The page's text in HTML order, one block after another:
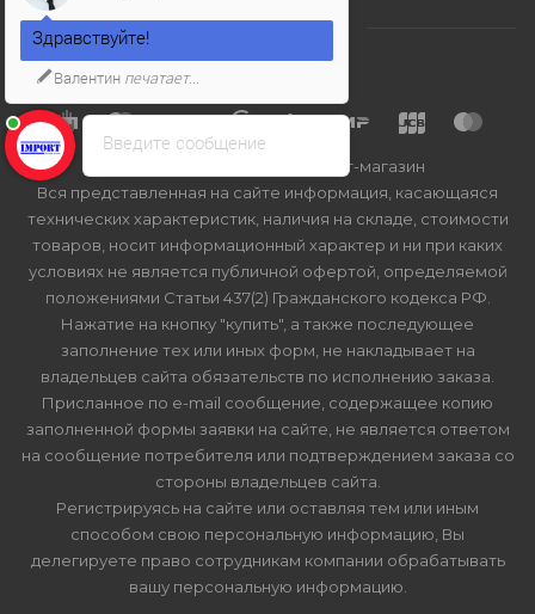
2026 © Import-bt.ru - интернет-магазин
Вся представленная на сайте информация, касающаяся
технических характеристик, наличия на складе, стоимости
товаров, носит информационный характер и ни при каких
условиях не является публичной офертой, определяемой
положениями Статьи 437(2) Гражданского кодекса РФ.
Нажатие на кнопку "купить", а также последующее
заполнение тех или иных форм, не накладывает на
владельцев сайта обязательств по исполнению заказа.
Присланное по e-mail сообщение, содержащее копию
заполненной формы заявки на сайте, не является ответом
на сообщение потребителя или подтверждением заказа со
стороны владельцев сайта.
Регистрируясь на сайте или оставляя тем или иным
способом свою персональную информацию, Вы
делегируете право сотрудникам компании обрабатывать
вашу персональную информацию.
Введите сообщение
Здравствуйте!
Валентин печатает...